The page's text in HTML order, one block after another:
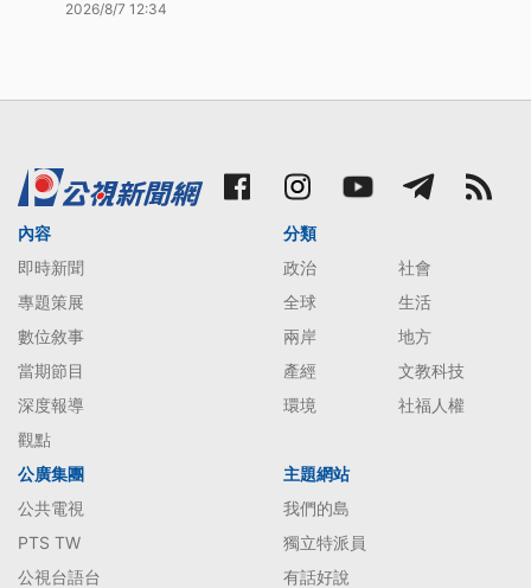
2026/8/7 12:34
內容
即時新聞
專題策展
數位敘事
當期節目
深度報導
觀點
分類
政治
社會
全球
生活
兩岸
地方
產經
文教科技
環境
社福人權
公廣集團
公共電視
PTS TW
公視台語台
主題網站
我們的島
獨立特派員
有話好說